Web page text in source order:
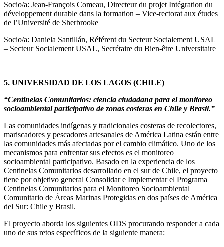
Socio/a: Jean-François Comeau, Directeur du projet Intégration du
développement durable dans la formation – Vice-rectorat aux études
de l’Université de Sherbrooke
Socio/a: Daniela Santillán, Référent du Secteur Socialement USAL
– Secteur Socialement USAL, Secrétaire du Bien-être Universitaire
5. UNIVERSIDAD DE LOS LAGOS (CHILE)
“Centinelas Comunitarios: ciencia ciudadana para el monitoreo
socioambiental participativo de zonas costeras en Chile y Brasil.”
Las comunidades indígenas y tradicionales costeras de recolectores,
mariscadores y pescadores artesanales de América Latina están entre
las comunidades más afectadas por el cambio climático. Uno de los
mecanismos para enfrentar sus efectos es el monitoreo
socioambiental participativo. Basado en la experiencia de los
Centinelas Comunitarios desarrollado en el sur de Chile, el proyecto
tiene por objetivo general Consolidar e Implementar el Programa
Centinelas Comunitarios para el Monitoreo Socioambiental
Comunitario de Áreas Marinas Protegidas en dos países de América
del Sur: Chile y Brasil.
El proyecto aborda los siguientes ODS procurando responder a cada
uno de sus retos específicos de la siguiente manera: